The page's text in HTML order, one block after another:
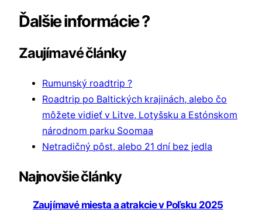
Ďalšie informácie ?
Zaujímavé články
Rumunský roadtrip ?
Roadtrip po Baltických krajinách, alebo čo
môžete vidieť v Litve, Lotyšsku a Estónskom
národnom parku Soomaa
Netradičný pôst, alebo 21 dní bez jedla
Najnovšie články
Zaujímavé miesta a atrakcie v Poľsku 2025